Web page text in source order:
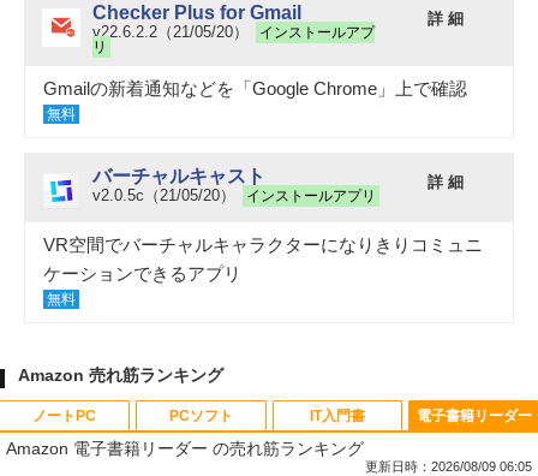
Checker Plus for Gmail
v22.6.2.2（21/05/20）
インストールアプ
リ
詳 細
Gmailの新着通知などを「Google Chrome」上で確認
無料
バーチャルキャスト
v2.0.5c（21/05/20） インストールアプリ
詳 細
VR空間でバーチャルキャラクターになりきりコミュニ
ケーションできるアプリ
無料
Amazon 売れ筋ランキング
ノートPC PCソフト IT入門書 電子書籍リーダー
Amazon 電子書籍リーダー の売れ筋ランキング
更新日時：2026/08/09 06:05